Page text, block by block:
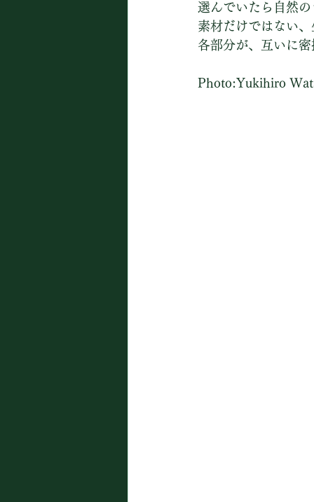
選んでいたら自然
素材だけではない
各部分が、互いに
Photo:Yukihiro